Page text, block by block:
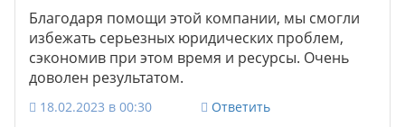
Благодаря помощи этой компании, мы смогли
избежать серьезных юридических проблем,
сэкономив при этом время и ресурсы. Очень
доволен результатом.
18.02.2023 в 00:30 Ответить